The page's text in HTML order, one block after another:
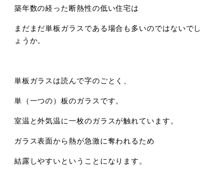
築年数の経った断熱性の低い住宅は
まだまだ単板ガラスである場合も多いのではないでし
ょうか。
単板ガラスは読んで字のごとく、
単（一つの）板のガラスです。
室温と外気温に一枚のガラスが触れています。
ガラス表面から熱が急激に奪われるため
結露しやすいということになります。